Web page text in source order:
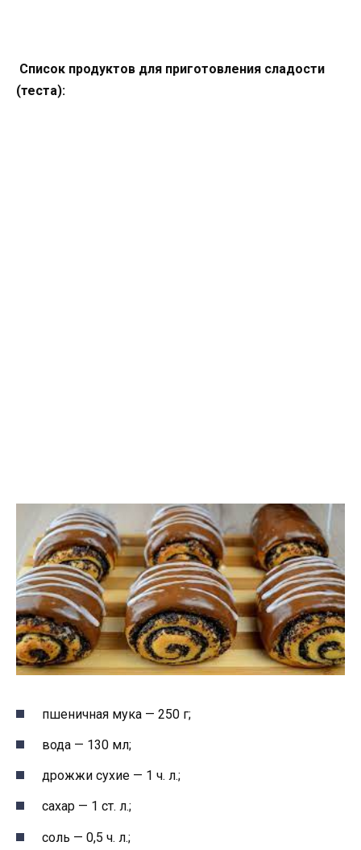
Список продуктов для приготовления сладости
(теста):
пшеничная мука — 250 г;
вода — 130 мл;
дрожжи сухие — 1 ч. л.;
сахар — 1 ст. л.;
соль — 0,5 ч. л.;